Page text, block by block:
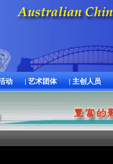
动 |艺术团体 |主创人员